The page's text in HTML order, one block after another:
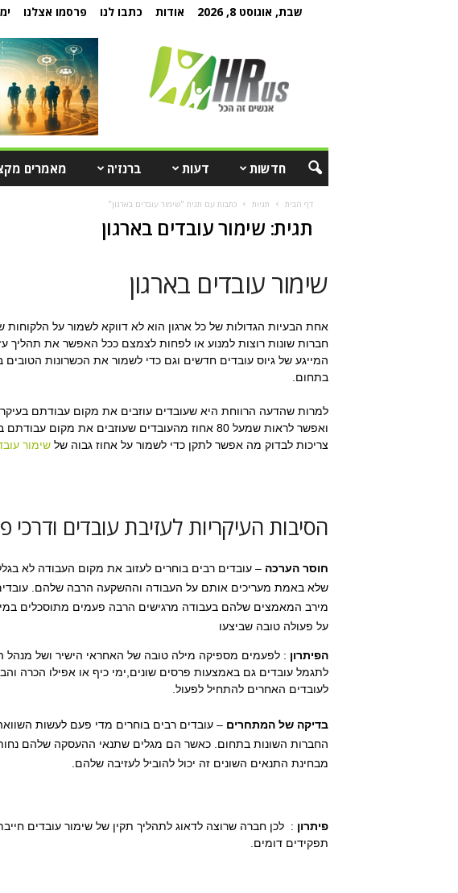
שבת, אוגוסט 8, 2026 אודות כתבו לנו פרסמו אצלנו
חדשות דעות ברנז'ה מאמרים
דף הבית תגיות כתבות עם תגית "שימור עובדים בארגון"
תגית: שימור עובדים בארגון
שימור עובדים בארגון
אחת הבעיות הגדולות של כל ארגון הוא לא דווקא לשמור על הלקוחות
חברות שונות רוצות למנוע או לפחות לצמצם ככל האפשר את תהליך
המייגע של גיוס עובדים חדשים וגם כדי לשמור את הכשרונות
בתחום.
למרות שהדעה הרווחת היא שעובדים עוזבים את מקום עבודתם
ואפשר לראות שמעל 80 אחוז מהעובדים שעוזבים את
צריכות לבדוק מה אפשר לתקן כדי לשמור על אחוז גבוה שלשימור
הסיבות העיקריות לעזיבת עובדים ודרכי
חוסר הערכה – עובדים רבים בוחרים לעזוב את מקום העבודה לא
שלא באמת מעריכים אותם על העבודה וההשקעה הרבה שלהם.
מירב המאמצים שלהם בעבודה מרגישים הרבה פעמים מתוסכלים
על פעולה טובה שביצעו
הפיתרון : לפעמים מספיקה מילה טובה של האחראי הישיר ושל
לתגמל עובדים גם באמצעות פרסים שונים,ימי כיף או אפילו הכרה
לעובדים האחרים להתחיל לפעול.
בדיקה של המתחרים – עובדים רבים בוחרים מדי פעם לעשות
החברות השונות בתחום. כאשר הם מגלים שתנאי ההעסקה שלהם
מבחינת התנאים השונים זה יכול להוביל לעזיבה שלהם.
פיתרון : לכן חברה שרוצה לדאוג לתהליך תקין של שימור עובדים
תפקידים דומים.